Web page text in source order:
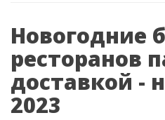
Новогодние
ресторанов
доставкой -
2023